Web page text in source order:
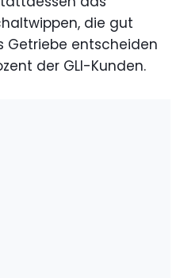
die gut
Getriebe entscheiden
der GLI-Kunden.